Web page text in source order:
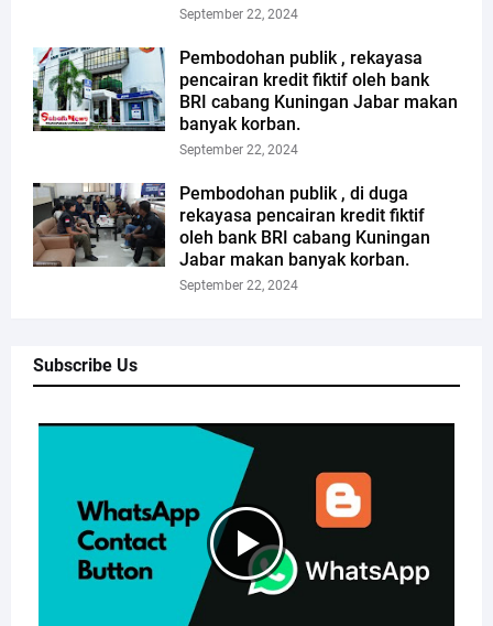
September 22, 2024
Pembodohan publik , rekayasa
pencairan kredit fiktif oleh bank
BRI cabang Kuningan Jabar makan
banyak korban.
September 22, 2024
Pembodohan publik , di duga
rekayasa pencairan kredit fiktif
oleh bank BRI cabang Kuningan
Jabar makan banyak korban.
September 22, 2024
Subscribe Us